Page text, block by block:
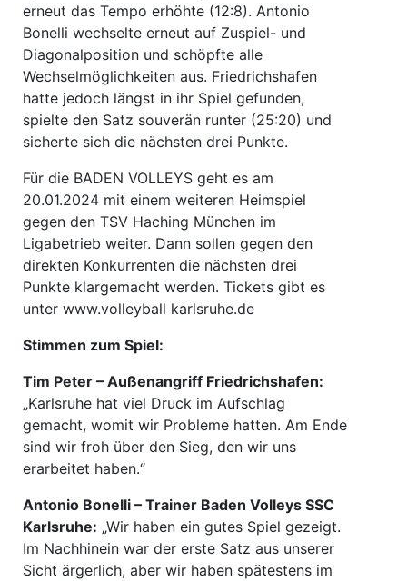
erneut das Tempo erhöhte (12:8). Antonio
Bonelli wechselte erneut auf Zuspiel- und
Diagonalposition und schöpfte alle
Wechselmöglichkeiten aus. Friedrichshafen
hatte jedoch längst in ihr Spiel gefunden,
spielte den Satz souverän runter (25:20) und
sicherte sich die nächsten drei Punkte.
Für die BADEN VOLLEYS geht es am
20.01.2024 mit einem weiteren Heimspiel
gegen den TSV Haching München im
Ligabetrieb weiter. Dann sollen gegen den
direkten Konkurrenten die nächsten drei
Punkte klargemacht werden. Tickets gibt es
unter www.volleyball karlsruhe.de
Stimmen zum Spiel:
Tim Peter – Außenangriff Friedrichshafen:
„Karlsruhe hat viel Druck im Aufschlag
gemacht, womit wir Probleme hatten. Am Ende
sind wir froh über den Sieg, den wir uns
erarbeitet haben.“
Antonio Bonelli – Trainer Baden Volleys SSC
Karlsruhe: „Wir haben ein gutes Spiel gezeigt.
Im Nachhinein war der erste Satz aus unserer
Sicht ärgerlich, aber wir haben spätestens im